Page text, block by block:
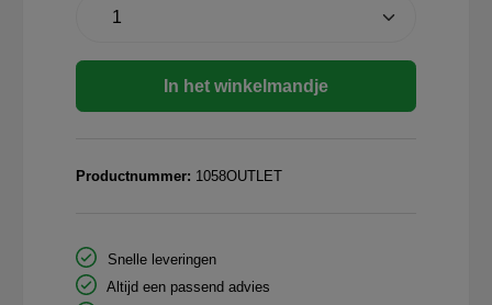
In het winkelmandje
Productnummer: 1058OUTLET
Snelle leveringen
Altijd een passend advies